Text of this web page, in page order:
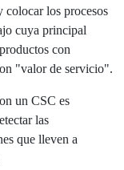
colocar los procesos
cuya principal
con
"valor de servicio".
un CSC es
las
que lleven a